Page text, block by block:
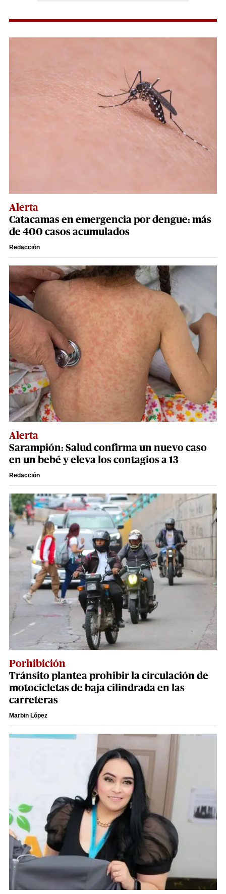
Alerta
Catacamas en emergencia por dengue: más
de 400 casos acumulados
Redacción
Alerta
Sarampión: Salud confirma un nuevo caso
en un bebé y eleva los contagios a 13
Redacción
Porhibición
Tránsito plantea prohibir la circulación de
motocicletas de baja cilindrada en las
carreteras
Marbin López